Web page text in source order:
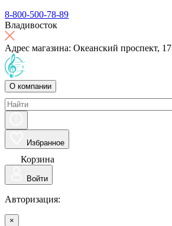
8-800-500-78-89
Владивосток
Адрес магазина: Океанский проспект, 17
О компании
Избранное
Корзина
Войти
Авторизация:
×